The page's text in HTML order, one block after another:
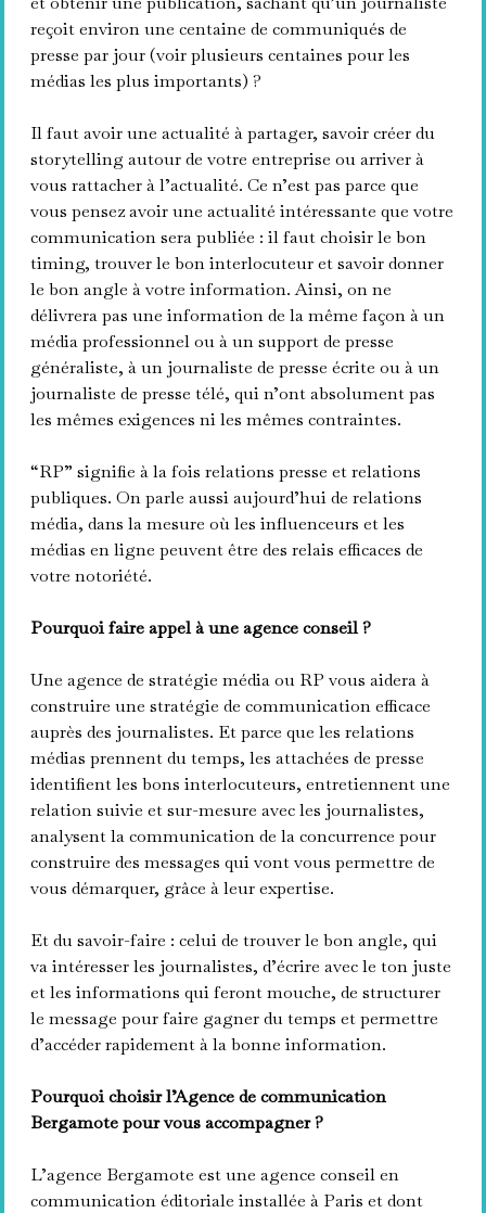
reçoit environ une centaine de communiqués de
presse par jour (voir plusieurs centaines pour les
médias les plus importants) ?
Il faut avoir une actualité à partager, savoir créer du
storytelling autour de votre entreprise ou arriver à
vous rattacher à l’actualité. Ce n’est pas parce que
vous pensez avoir une actualité intéressante que votre
communication sera publiée : il faut choisir le bon
timing, trouver le bon interlocuteur et savoir donner
le bon angle à votre information. Ainsi, on ne
délivrera pas une information de la même façon à un
média professionnel ou à un support de presse
généraliste, à un journaliste de presse écrite ou à un
journaliste de presse télé, qui n’ont absolument pas
les mêmes exigences ni les mêmes contraintes.
“RP” signifie à la fois relations presse et relations
publiques. On parle aussi aujourd’hui de relations
média, dans la mesure où les influenceurs et les
médias en ligne peuvent être des relais efficaces de
votre notoriété.
Pourquoi faire appel à une agence conseil ?
Une agence de stratégie média ou RP vous aidera à
construire une stratégie de communication efficace
auprès des journalistes. Et parce que les relations
médias prennent du temps, les attachées de presse
identifient les bons interlocuteurs, entretiennent une
relation suivie et sur-mesure avec les journalistes,
analysent la communication de la concurrence pour
construire des messages qui vont vous permettre de
vous démarquer, grâce à leur expertise.
Et du savoir-faire : celui de trouver le bon angle, qui
va intéresser les journalistes, d’écrire avec le ton juste
et les informations qui feront mouche, de structurer
le message pour faire gagner du temps et permettre
d’accéder rapidement à la bonne information.
Pourquoi choisir l’Agence de communication
Bergamote pour vous accompagner ?
L’agence Bergamote est une agence conseil en
communication éditoriale installée à Paris et dont